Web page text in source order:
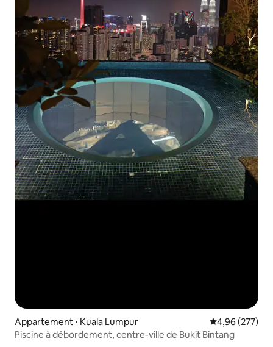
Appartement ⋅ Kuala Lumpur Évaluation
4,96 (277)
Piscine à débordement, centre-ville de Bukit Bintang